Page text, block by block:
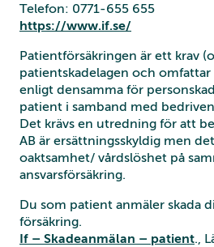
Telefon: 0771-655 655
https://www.if.se/
Patientförsäkringen är ett krav
patientskadelagen och
enligt densamma för
patient i samband med
Det krävs en utredning för att
AB är ersättningsskyldig men
oaktsamhet/ vårdslöshet på
ansvarsförsäkring.
Du som patient anmäler skada
försäkring.
If – Skadeanmälan – patient.,